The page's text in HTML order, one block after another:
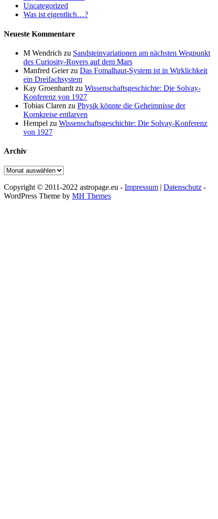
Uncategorized
Was ist eigentlich…?
Neueste Kommentare
M Wendrich zu Sandsteinvariationen am nächsten Wegpunkt
des Curiosity-Rovers auf dem Mars
Manfred Geierzu Das Fomalhaut-System ist in Wirklichkeit
ein Dreifachsystem
Kay Groenhardt zu Wissenschaftsgeschichte: Die Solvay-
Konferenz von 1927
Tobias Claren zu Physik könnte die Geheimnisse der
Kornkreise entlarven
Hempel zu Wissenschaftsgeschichte: Die Solvay-Konferenz
von 1927
Archiv
Archiv
Copyright © 2011-2022 astropage.eu - Impressum | Datenschutz -
WordPress Theme by MH Themes